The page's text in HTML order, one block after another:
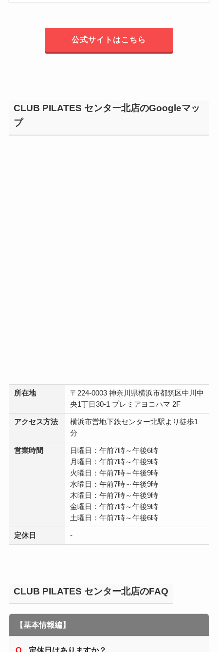
公式サイトはこちら
CLUB PILATES センター北店のGoogleマッ
プ
所在地
〒224-0003 神奈川県横浜市都筑区中川中
央1丁目30-1 プレミアヨコハマ 2F
アクセス方法
横浜市営地下鉄センター北駅より徒歩1
分
営業時間
日曜日：午前7時～午後6時
月曜日：午前7時～午後9時
火曜日：午前7時～午後9時
水曜日：午前7時～午後9時
木曜日：午前7時～午後9時
金曜日：午前7時～午後9時
土曜日：午前7時～午後6時
定休日 -
CLUB PILATES センター北店のFAQ
【基本情報編】
定休日はありますか？